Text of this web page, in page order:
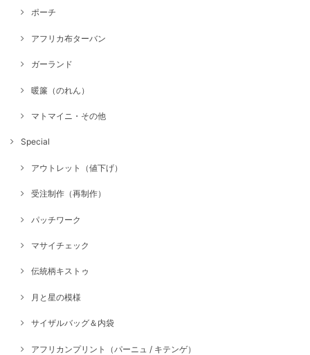
ポーチ
アフリカ布ターバン
ガーランド
暖簾（のれん）
マトマイニ・その他
Special
アウトレット（値下げ）
受注制作（再制作）
パッチワーク
マサイチェック
伝統柄キストゥ
月と星の模様
サイザルバッグ＆内袋
アフリカンプリント（パーニュ / キテンゲ）